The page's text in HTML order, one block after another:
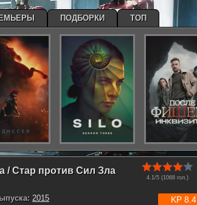
/ Стар против Сил Зла
4.1/5 (1068 гол.)
2015
KP 8.4
ПОДБОРКИ ТОП